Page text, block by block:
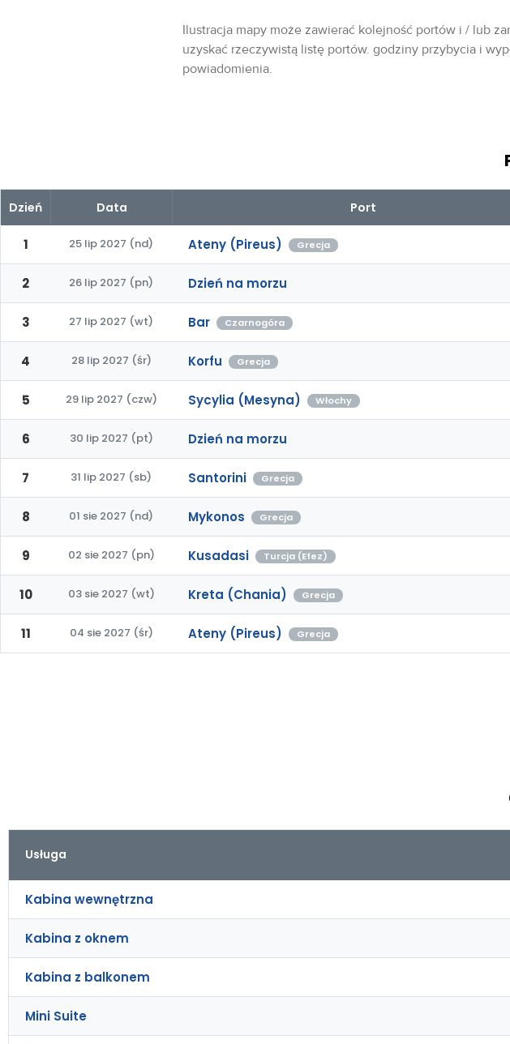
Ilustracja mapy może zawierać kolejność portów i / lub
uzyskać rzeczywistą listę portów. godziny przybycia i
powiadomienia.
Dzień Data Port
1 25 lip 2027 (nd) Ateny (Pireus) Grecja
2 26 lip 2027 (pn) Dzień na morzu
3 27 lip 2027 (wt) Bar Czarnogóra
4 28 lip 2027 (śr) Korfu Grecja
5 29 lip 2027 (czw) Sycylia (Mesyna) Włochy
6 30 lip 2027 (pt) Dzień na morzu
7 31 lip 2027 (sb) Santorini Grecja
8 01 sie 2027 (nd) Mykonos Grecja
9 02 sie 2027 (pn) Kusadasi Turcja (Efez)
10 03 sie 2027 (wt) Kreta (Chania) Grecja
11 04 sie 2027 (śr) Ateny (Pireus) Grecja
Usługa
Kabina wewnętrzna
Kabina z oknem
Kabina z balkonem
Mini Suite